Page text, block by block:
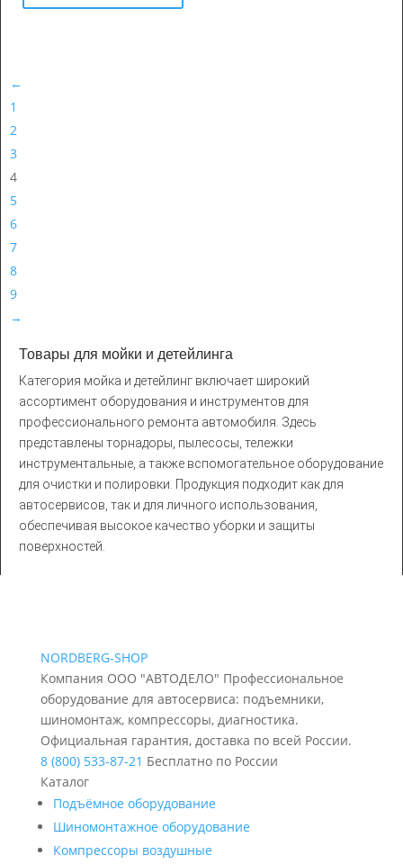
←
1
2
3
4
5
6
7
8
9
→
Товары для мойки и детейлинга
Категория мойка и детейлинг включает широкий
ассортимент оборудования и инструментов для
профессионального ремонта автомобиля. Здесь
представлены торнадоры, пылесосы, тележки
инструментальные, а также вспомогательное оборудование
для очистки и полировки. Продукция подходит как для
автосервисов, так и для личного использования,
обеспечивая высокое качество уборки и защиты
поверхностей.
NORDBERG-SHOP
Компания ООО "АВТОДЕЛО" Профессиональное
оборудование для автосервиса: подъемники,
шиномонтаж, компрессоры, диагностика.
Официальная гарантия, доставка по всей России.
8 (800) 533-87-21 Бесплатно по России
Каталог
Подъёмное оборудование
Шиномонтажное оборудование
Компрессоры воздушные